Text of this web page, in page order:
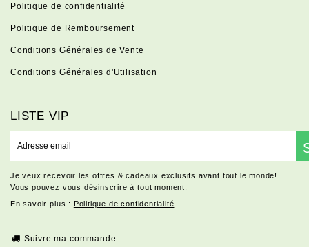
Politique de confidentialité
Politique de Remboursement
Conditions Générales de Vente
Conditions Générales d'Utilisation
LISTE VIP
mail
Je veux recevoir les offres & cadeaux exclusifs avant tout le monde!
Vous pouvez vous désinscrire à tout moment.
En savoir plus : Politique de confidentialité
Suivre ma commande